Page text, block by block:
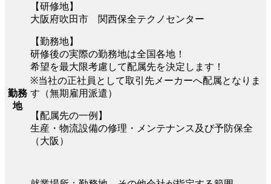
勤務
地
【研修地】
大阪府吹田市 関西保全テクノセンター
【勤務地】
研修後の実際の勤務地は全国各地！
希望を最大限考慮して配属先を決定します！
※当社の正社員として取引先メーカーへ配属となりま
す（無期雇用派遣）
【配属先の一例】
生産・物流設備の修理・メンテナンス及び予防保全
（大阪）